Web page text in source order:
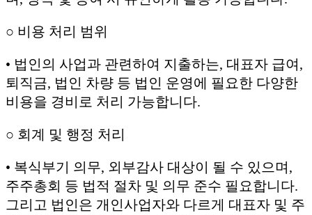
○ 비용 처리 범위
• 법인의 사업과 관련하여 지출하는, 대표자 급여,
퇴직금, 법인 차량 등 법인 운영에 필요한 다양한
비용을 경비로 처리 가능합니다.
○ 회계 및 행정 처리
• 복식부기 의무, 외부감사 대상이 될 수 있으며,
주주총회 등 법적 절차 및 의무 준수 필요합니다.
그리고 법인은 개인사업자와 다르게 대표자 및 주